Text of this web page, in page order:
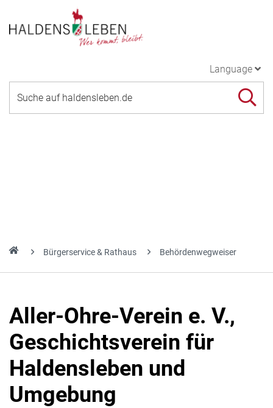
Language
Bürgerservice & Rathaus Behördenwegweiser
Aller-Ohre-Verein e. V.,
Geschichtsverein für
Haldensleben und
Umgebung